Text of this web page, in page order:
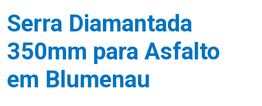
Serra Diamantada
350mm para Asfalto
em Blumenau